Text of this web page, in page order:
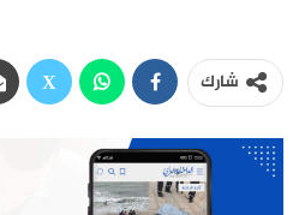
شارك